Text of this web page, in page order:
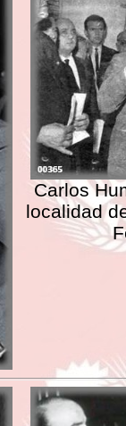
Carlos
localidad